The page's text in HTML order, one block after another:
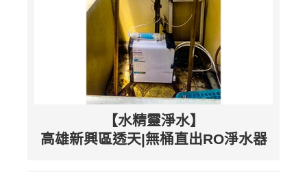
【水精靈淨水】
高雄新興區透天|無桶直出RO淨水器